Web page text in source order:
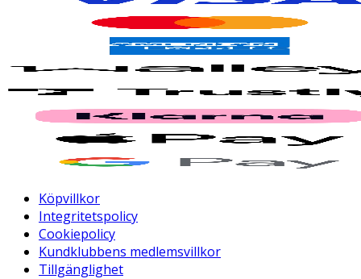
Köpvillkor
Integritetspolicy
Cookiepolicy
Kundklubbens medlemsvillkor
Tillgänglighet